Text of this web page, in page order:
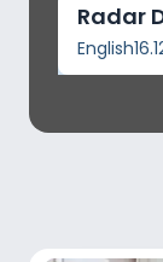
Radar
English